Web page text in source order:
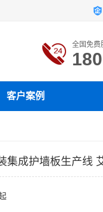
全国免费
客户案例
集成护墙板生产线